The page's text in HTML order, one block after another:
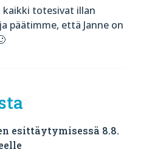
kaikki totesivat illan
päätimme, että Janne on
esittäytymisessä 8.8.